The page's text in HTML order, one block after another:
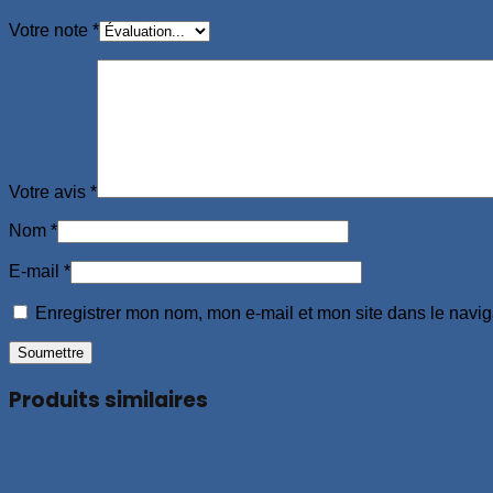
Votre note *
Votre avis *
Nom *
E-mail *
Enregistrer mon nom, mon e-mail et mon site dans le
Produits similaires